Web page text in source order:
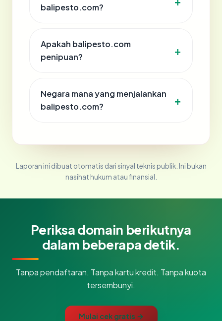
balipesto.com?
Apakah balipesto.com
penipuan?
Negara mana yang menjalankan
balipesto.com?
Laporan ini dibuat otomatis dari sinyal teknis publik. Ini bukan
nasihat hukum atau finansial.
Periksa domain berikutnya
dalam beberapa detik.
Tanpa pendaftaran. Tanpa kartu kredit. Tanpa kuota
tersembunyi.
Mulai cek gratis →